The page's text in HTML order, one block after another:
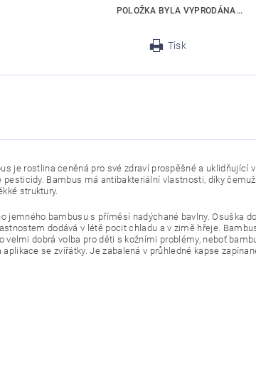
POLOŽKA BYLA VYPRODÁNA...
Tisk
je rostlina ceněná pro své zdraví prospěšné a uklidňující
Bambus má antibakteriální vlastnosti, díky
struktury.
bambusu s příměsí nadýchané bavlny. Osuška
dodává v létě pocit chladu a v zimě hřeje.
dobrá volba pro děti s kožními problémy, neboť
se zvířátky. Je zabalená v průhledné kapse